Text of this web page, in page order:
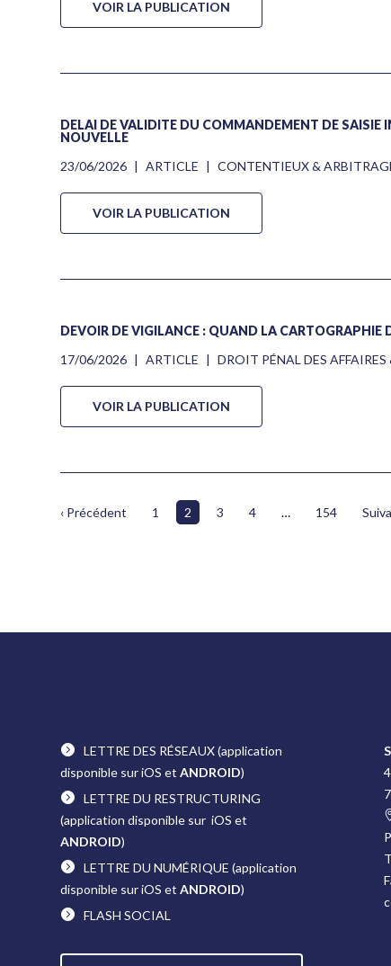
VOIR LA PUBLICATION
DÉLAI DE VALIDITÉ DU COMMANDEMENT DE SAISIE
NOUVELLE
23/06/2026 | ARTICLE | CONTENTIEUX &
VOIR LA PUBLICATION
DEVOIR DE VIGILANCE : QUAND LA CARTOGRAPHIE
17/06/2026 | ARTICLE | DROIT PÉNAL DES
VOIR LA PUBLICATION
‹ Précédent 1 2 3 4 … 154
LETTRE DES RÉSEAUX(application
disponible sur iOS etANDROID)
LETTRE DU RESTRUCTURING
(application disponible sur iOS et
ANDROID)
LETTRE DU NUMÉRIQUE (application
disponible sur iOS etANDROID)
FLASH SOCIAL